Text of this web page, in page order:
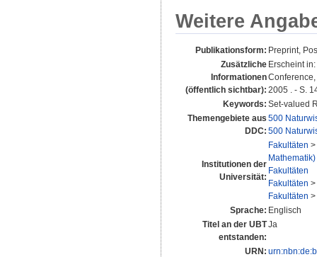
Weitere
Publikationsform: Preprint,
Zusätzliche
Informationen
(öffentlich sichtbar):
Erscheint
2005 . - S.
Keywords: Set-valued
Themengebiete aus
DDC:
500
500
Institutionen der
Universität:
Fakultäten >
Mathematik)
Fakultäten
Fakultäten >
Fakultäten >
Sprache: Englisch
Titel an der UBT
entstanden:
Ja
URN: